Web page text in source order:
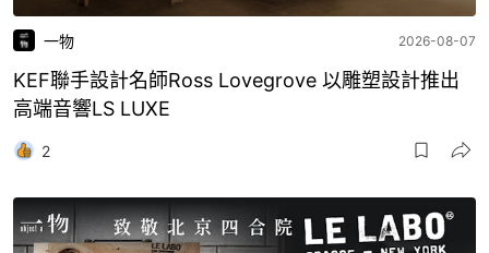
一物 2026-08-07
KEF聯手設計名師Ross Lovegrove 以雕塑設計推出
高端音響LS LUXE
2